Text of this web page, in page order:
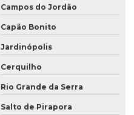
Campos do Jordão
Capão Bonito
Jardinópolis
Cerquilho
Rio Grande da Serra
Salto de Pirapora